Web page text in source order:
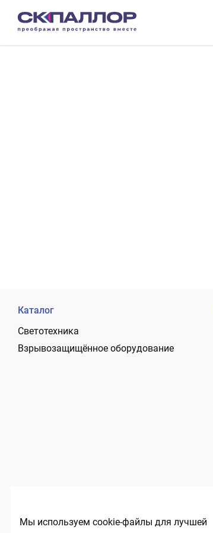
Каталог
Светотехника
Взрывозащищённое оборудование
Политика обработки персональных данных
Мы используем cookie-файлы для лучшей